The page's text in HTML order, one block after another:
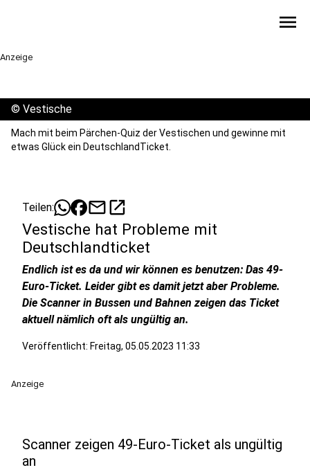
menu
Anzeige
© Vestische
Mach mit beim Pärchen-Quiz der Vestischen und gewinne mit
etwas Glück ein DeutschlandTicket.
Teilen: mailopen_in_new
Vestische hat Probleme mit
Deutschlandticket
Endlich ist es da und wir können es benutzen: Das 49-
Euro-Ticket. Leider gibt es damit jetzt aber Probleme.
Die Scanner in Bussen und Bahnen zeigen das Ticket
aktuell nämlich oft als ungültig an.
Veröffentlicht: Freitag, 05.05.2023 11:33
Anzeige
Scanner zeigen 49-Euro-Ticket als ungültig
an